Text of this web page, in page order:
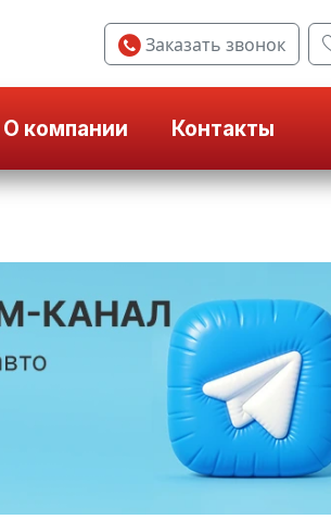
Заказать звонок
О компании Контакты